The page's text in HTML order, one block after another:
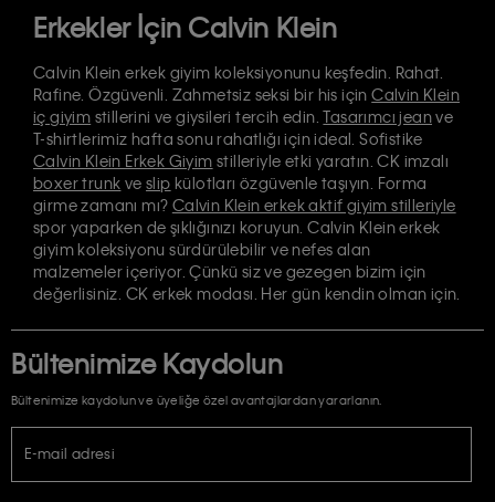
Erkekler İçin Calvin Klein
Calvin Klein erkek giyim koleksiyonunu keşfedin. Rahat.
Rafine. Özgüvenli. Zahmetsiz seksi bir his içinCalvin Klein
iç giyim stillerini ve giysileri tercih edin.Tasarımcı jeanve
T-shirtlerimiz hafta sonu rahatlığı için ideal. Sofistike
Calvin Klein Erkek Giyim stilleriyle etki yaratın. CK imzalı
boxer trunk veslip külotları özgüvenle taşıyın. Forma
girme zamanı mı? Calvin Klein erkek aktif giyim stilleriyle
spor yaparken de şıklığınızı koruyun. Calvin Klein erkek
giyim koleksiyonu sürdürülebilir ve nefes alan
malzemeler içeriyor. Çünkü siz ve gezegen bizim için
değerlisiniz. CK erkek modası. Her gün kendin olman için.
Bültenimize Kaydolun
Bültenimize kaydolun ve üyeliğe özel avantajlardan yararlanın.
E-mail adresi